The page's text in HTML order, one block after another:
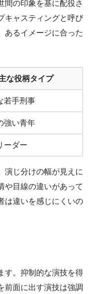
間の印象を基に配役さ
キャスティングと呼び
あるイメージに合った
な役柄タイプ
若手刑事
強い青年
ーダー
演じ分けの幅が見えに
や目線の違いがあって
は違いを感じにくいの
す。抑制的な演技を得
前面に出す演技は強調